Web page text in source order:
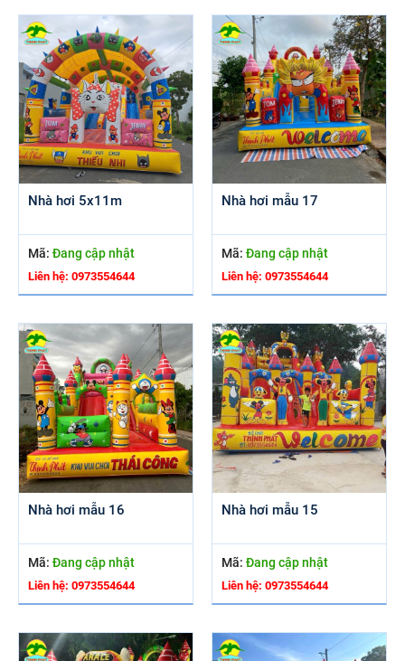
Nhà hơi 5x11m
Mã: Đang cập nhật
Liên hệ: 0973554644
Nhà hơi mẫu 17
Mã: Đang cập nhật
Liên hệ: 0973554644
Nhà hơi mẫu 16
Mã: Đang cập nhật
Liên hệ: 0973554644
Nhà hơi mẫu 15
Mã: Đang cập nhật
Liên hệ: 0973554644